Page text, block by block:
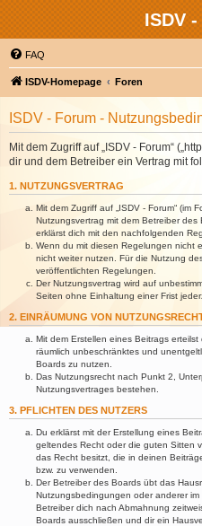
ISDV
FAQ
ISDV-Homepage Foren
ISDV - Forum -
Mit dem Zugriff auf „ISDV - Forum“
dir und dem Betreiber ein Vertrag mit
1. NUTZUNGSVERTRAG
Mit dem Zugriff auf „ISDV - Forum“ (im
Nutzungsvertrag mit dem Betreiber des
erklärst dich mit den nachfolgenden
Wenn du mit diesen Regelungen nicht
nicht weiter nutzen. Für die Nutzung
veröffentlichten Regelungen.
Der Nutzungsvertrag wird auf
Seiten ohne Einhaltung einer Frist
2. EINRÄUMUNG VON
Mit dem Erstellen eines Beitrags
räumlich unbeschränktes und
Boards zu nutzen.
Das Nutzungsrecht nach Punkt 2,
Nutzungsvertrages bestehen.
3. PFLICHTEN DES NUTZERS
Du erklärst mit der Erstellung eines
geltendes Recht oder die guten Sitten
das Recht besitzt, die in deinen
bzw. zu verwenden.
Der Betreiber des Boards übt das
Nutzungsbedingungen oder anderer
Betreiber dich nach Abmahnung
Boards ausschließen und dir ein